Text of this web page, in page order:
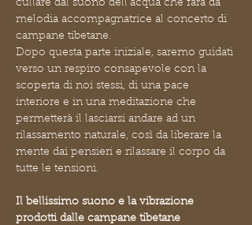
cullare dal suono dell'acqua che farà da
melodia accompagnatrice al concerto di
campane tibetane.
Dopo questa parte iniziale, saremo guidati
verso un respiro consapevole con la
scoperta di noi stessi, di una pace
interiore e in una meditazione che
permetterà il lasciarsi andare ad un
rilassamento naturale, così da liberare la
mente dai pensieri e rilassare il corpo da
tutte le tensioni.
Il bellissimo suono e la vibrazione
prodotti dalle campane tibetane